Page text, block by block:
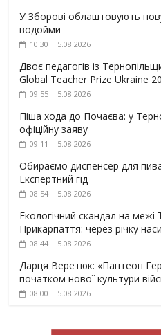
У Зборові облаштовують
водойми
10:30 | 5.08.2026
Двоє педагогів із
Global Teacher Prize Ukraine
09:55 | 5.08.2026
Піша хода до Почаєва: у
офіційну заяву
09:11 | 5.08.2026
Обираємо диспенсер для
Експертний гід
08:54 | 5.08.2026
Екологічний скандал на
Прикарпаття: через річку
08:44 | 5.08.2026
Дарця Веретюк: «Пантеон
початком нової культури
08:00 | 5.08.2026